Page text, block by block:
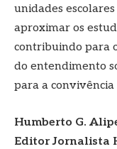
unidades
aproximar os
contribuindo para
do entendimento
para a convivência
Humberto G.
Editor Jornalista